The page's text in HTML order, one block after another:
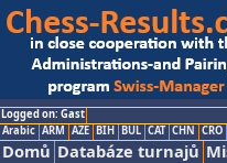
Logged on: Gast
Arabic ARM AZE BIH BUL CAT CHN CRO
Domů Databáze turnajů